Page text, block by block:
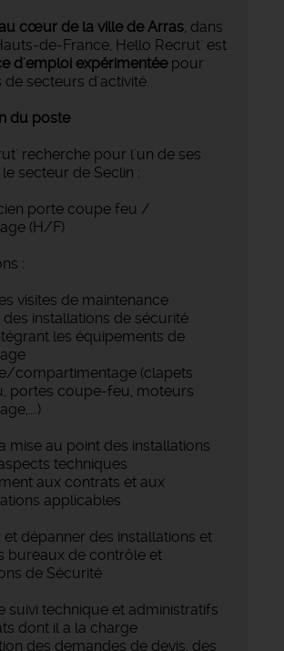
cœur de la ville de Arras , dans
de-France, Hello Recrut' est
d'emploi expérimentéepour
secteurs d'activité.
du poste
recherche pour l'un de ses
secteur de Seclin :
porte coupe feu /
(H/F)
:
visites de maintenance
des installations de sécurité
les équipements de
compartimentage (clapets
portes coupe-feu, moteurs
mise au point des installations
techniques
aux contrats et aux
applicables
et dépanner des installations et
bureaux de contrôle et
de Sécurité
suivi technique et administratifs
dont il a la charge
des demandes de devis, des